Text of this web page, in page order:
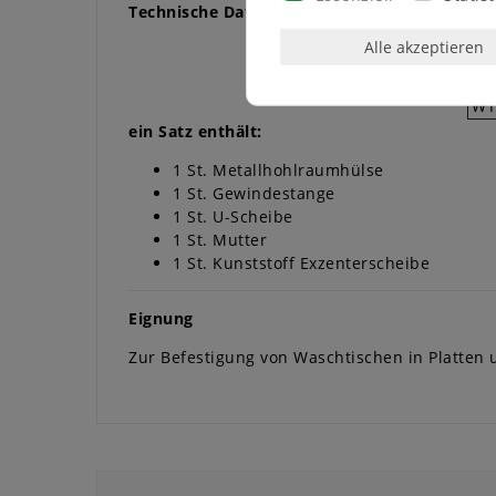
Technische Daten
ein Satz enthält:
1 St. Metallhohlraumhülse
1 St. Gewindestange
1 St. U-Scheibe
1 St. Mutter
1 St. Kunststoff Exzenterscheibe
Eignung
Zur Befestigung von Waschtischen in
Alle akzeptieren